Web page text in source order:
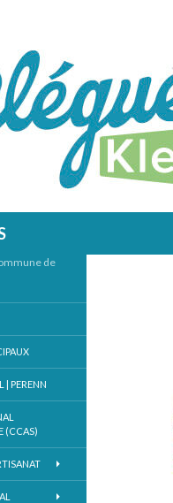
de
| PERENN
(CCAS)